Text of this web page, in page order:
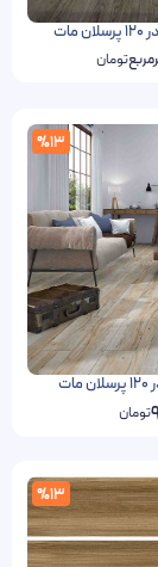
تومان
%13
تومان
%13